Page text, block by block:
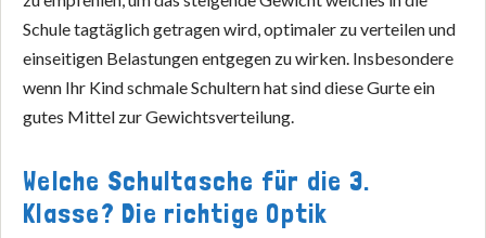
Schule tagtäglich getragen wird, optimaler zu verteilen und
einseitigen Belastungen entgegen zu wirken. Insbesondere
wenn Ihr Kind schmale Schultern hat sind diese Gurte ein
gutes Mittel zur Gewichtsverteilung.
Welche Schultasche für die 3.
Klasse? Die richtige Optik